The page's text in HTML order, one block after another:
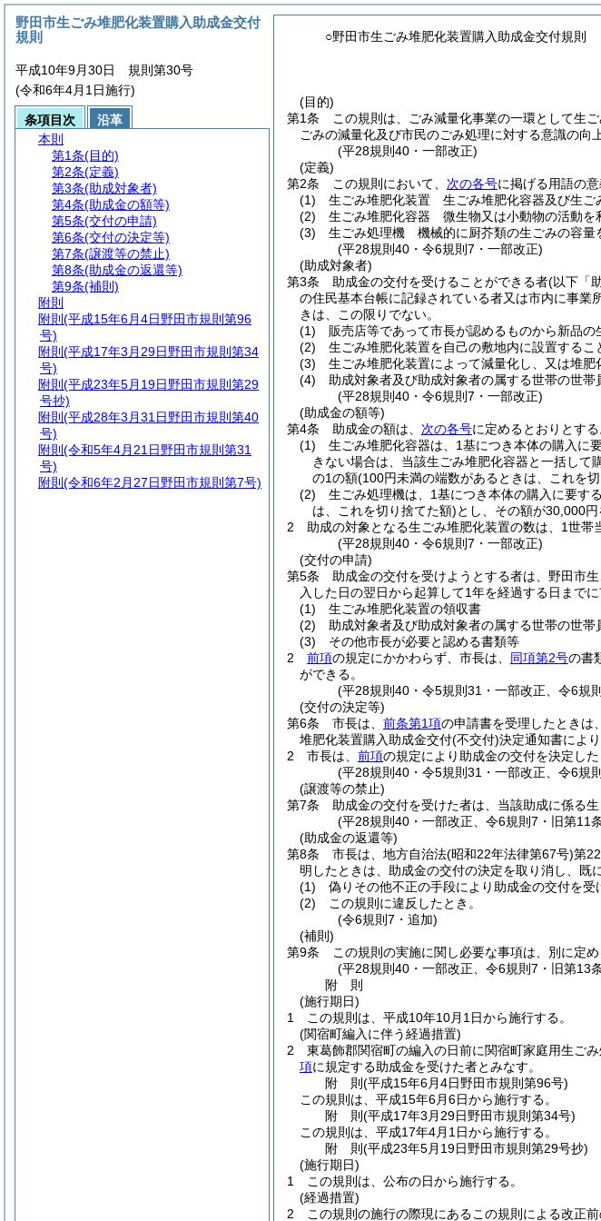
○野田市生ごみ堆肥化装置購入助成金交付規則
(目的)
第1条
この規則は、ごみ減量化事業の一環として生
ごみの減量化及び市民のごみ処理に対する意識の向
(平28規則40・一部改正)
(定義)
第2条
この規則において、 次の各号に掲げる用語の意
(1)
生ごみ堆肥化装置 生ごみ堆肥化容器及び生ご
(2)
生ごみ堆肥化容器 微生物又は小動物の活動を
(3)
生ごみ処理機 機械的に厨芥類の生ごみの容量
(平28規則40・令6規則7・一部改正)
(助成対象者)
第3条
助成金の交付を受けることができる者(以下「
の住民基本台帳に記録されている者又は市内に事業
きは、この限りでない。
(1)
販売店等であって市長が認めるものから新品の
(2)
生ごみ堆肥化装置を自己の敷地内に設置するこ
(3)
生ごみ堆肥化装置によって減量化し、又は堆肥
(4)
助成対象者及び助成対象者の属する世帯の世帯
(平28規則40・令6規則7・一部改正)
(助成金の額等)
第4条
助成金の額は、 次の各号に定めるとおりとする
(1)
生ごみ堆肥化容器は、1基につき本体の購入に
きない場合は、当該生ごみ堆肥化容器と一括し
の1の額(100円未満の端数があるときは、これを
(2)
生ごみ処理機は、1基につき本体の購入に要す
は、これを切り捨てた額)とし、その額が30,000
2
助成の対象となる生ごみ堆肥化装置の数は、1世
(平28規則40・令6規則7・一部改正)
(交付の申請)
第5条
助成金の交付を受けようとする者は、野田市
入した日の翌日から起算して1年を経過する日まで
(1)
生ごみ堆肥化装置の領収書
(2)
助成対象者及び助成対象者の属する世帯の世帯
(3)
その他市長が必要と認める書類等
2
前項の規定にかかわらず、市長は、 同項第2号の書
ができる。
(平28規則40・令5規則31・一部改正、令6規
(交付の決定等)
第6条
市長は、 前条第1項の申請書を受理したときは
堆肥化装置購入助成金交付(不交付)決定通知書によ
2
市長は、 前項の規定により助成金の交付を決定し
(平28規則40・令5規則31・一部改正、令6規
(譲渡等の禁止)
第7条
助成金の交付を受けた者は、当該助成に係る
(平28規則40・一部改正、令6規則7・旧第11
(助成金の返還等)
第8条
市長は、地方自治法(昭和22年法律第67号)第
明したときは、助成金の交付の決定を取り消し、既
(1)
偽りその他不正の手段により助成金の交付を受
(2)
この規則に違反したとき。
(令6規則7・追加)
(補則)
第9条
この規則の実施に関し必要な事項は、別に定め
(平28規則40・一部改正、令6規則7・旧第13
附 則
(施行期日)
1
この規則は、平成10年10月1日から施行する。
(関宿町編入に伴う経過措置)
2
東葛飾郡関宿町の編入の日前に関宿町家庭用生ご
項に規定する助成金を受けた者とみなす。
附 則(平成15年6月4日野田市規則第96号)
この規則は、平成15年6月6日から施行する。
附 則(平成17年3月29日野田市規則第34号)
この規則は、平成17年4月1日から施行する。
附 則(平成23年5月19日野田市規則第29号抄)
(施行期日)
1
この規則は、公布の日から施行する。
(経過措置)
2
この規則の施行の際現にあるこの規則による改正
野田市生ごみ堆肥化装置購入助成金交付
規則
平成10年9月30日 規則第30号
(令和6年4月1日施行)
条項目次
沿革
本則
第1条(目的)
第2条(定義)
第3条(助成対象者)
第4条(助成金の額等)
第5条(交付の申請)
第6条(交付の決定等)
第7条(譲渡等の禁止)
第8条(助成金の返還等)
第9条(補則)
附則
附則 (平成15年6月4日野田市規則第96
号)
附則 (平成17年3月29日野田市規則第34
号)
附則 (平成23年5月19日野田市規則第29
号抄)
附則 (平成28年3月31日野田市規則第40
号)
附則 (令和5年4月21日野田市規則第31
号)
附則 (令和6年2月27日野田市規則第7号)